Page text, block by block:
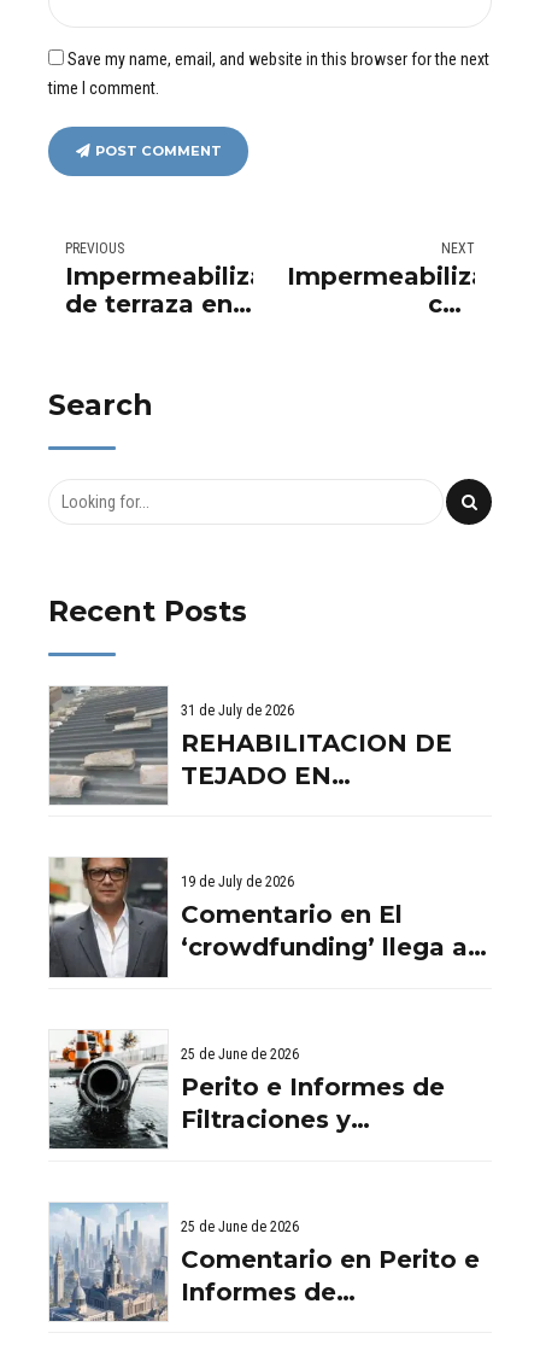
Save my name, email, and website in this browser for the next
time I comment.
POST COMMENT
PREVIOUS
Impermeabilizacion
de terraza en
NEXT
Impermeabilizacion
con
Search
Recent Posts
31 de July de 2026
REHABILITACION DE
TEJADO EN
19 de July de 2026
Comentario en El
‘crowdfunding’ llega al
llega al ladrillo por
Comentario en El
‘crowdfunding’ llega al
ladrillo por El
Aurema Group - Grupo
Aurema -
Rehabilitaciones y
25 de June de 2026
Perito e Informes de
Filtraciones y
Debes Saber
25 de June de 2026
Comentario en Perito e
Informes de